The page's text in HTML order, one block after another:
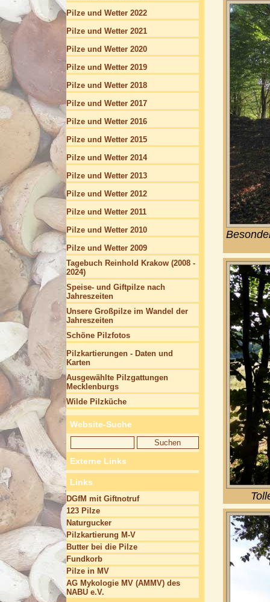
Pilze und Wetter 2022
Pilze und Wetter 2021
Pilze und Wetter 2020
Pilze und Wetter 2019
Pilze und Wetter 2018
Pilze und Wetter 2017
Pilze und Wetter 2016
Pilze und Wetter 2015
Pilze und Wetter 2014
Pilze und Wetter 2013
Pilze und Wetter 2012
Pilze und Wetter 2011
Pilze und Wetter 2010
Pilze und Wetter 2009
Tagebuch Reinhold Krakow (2008 -
2024)
Speise- und Giftpilze nach
Jahreszeiten
Unsere Großpilze im Wandel der
Jahreszeiten
Schöne Pilzfotos
Pilzkartierungen - Daten und
Karten
Ausgewählte Pilzgattungen
Mecklenburgs
Wilde Pilzküche
Website-Suche
Externe Links
Links
DGfM mit Giftnotruf
123 Pilze
Naturgucker
Pilzkartierung M-V
Butter bei die Pilze
Fundkorb
Pilze in MV
AG Mykologie MV (AMMV) des
NABU e.V.